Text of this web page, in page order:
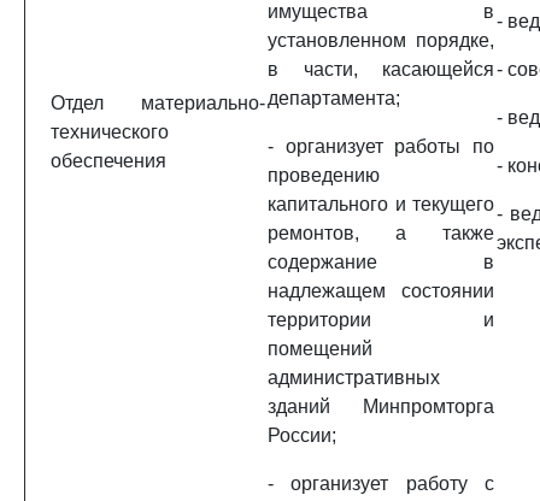
Отдел материально-
технического
обеспечения
имущества в
установленном порядке,
в части, касающейся
департамента;
- организует работы по
проведению
капитального и текущего
ремонтов, а также
содержание в
надлежащем состоянии
территории и
помещений
административных
зданий Минпромторга
России;
- организует работу с
-
-
-
-
-